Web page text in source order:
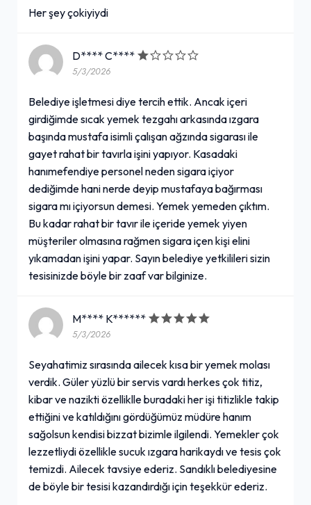
Her şey çokiyiydi
D**** C****
5/3/2026
Belediye işletmesi diye tercih ettik. Ancak içeri
girdiğimde sıcak yemek tezgahı arkasında ızgara
başında mustafa isimli çalışan ağzında sigarası ile
gayet rahat bir tavırla işini yapıyor. Kasadaki
hanımefendiye personel neden sigara içiyor
dediğimde hani nerde deyip mustafaya bağırması
sigara mı içiyorsun demesi. Yemek yemeden çıktım.
Bu kadar rahat bir tavır ile içeride yemek yiyen
müşteriler olmasına rağmen sigara içen kişi elini
yıkamadan işini yapar. Sayın belediye yetkilileri sizin
tesisinizde böyle bir zaaf var bilginize.
M**** K******
5/3/2026
Seyahatimiz sırasında ailecek kısa bir yemek molası
verdik. Güler yüzlü bir servis vardı herkes çok titiz,
kibar ve nazikti özelliklle buradaki her işi titizlikle takip
ettiğini ve katıldığını gördüğümüz müdüre hanım
sağolsun kendisi bizzat bizimle ilgilendi. Yemekler çok
lezzetliydi özellikle sucuk ızgara harikaydı ve tesis çok
temizdi. Ailecek tavsiye ederiz. Sandıklı belediyesine
de böyle bir tesisi kazandırdığı için teşekkür ederiz.